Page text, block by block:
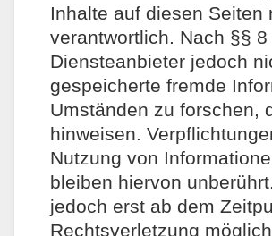
Inhalte auf diesen
verantwortlich. Nach §§
Diensteanbieter jedoch
gespeicherte fremde
Umständen zu forschen,
hinweisen.
Nutzung von
bleiben hiervon
jedoch erst ab dem
Rechtsverletzung